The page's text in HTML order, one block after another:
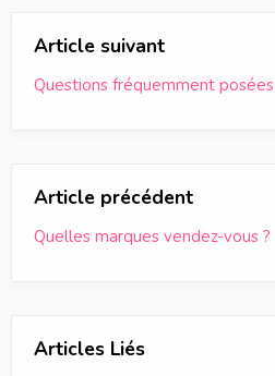
Article suivant
Questions fréquemment posées
Article précédent
Quelles marques vendez-vous ?
Articles Liés